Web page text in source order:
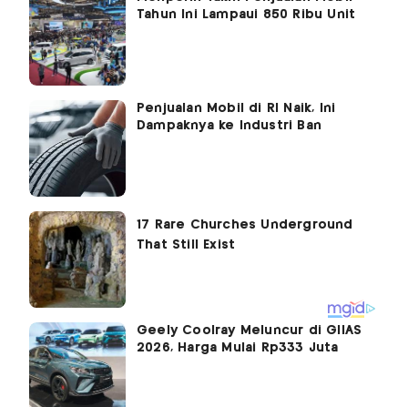
Tahun Ini Lampaui 850 Ribu Unit
Penjualan Mobil di RI Naik, Ini
Dampaknya ke Industri Ban
Geely Coolray Meluncur di GIIAS
2026, Harga Mulai Rp333 Juta